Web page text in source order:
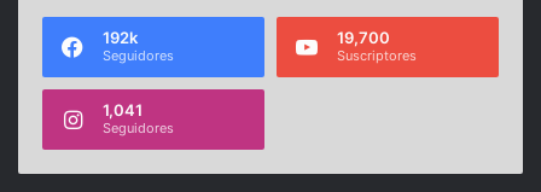
192k
Seguidores
19,700
Suscriptores
1,041
Seguidores